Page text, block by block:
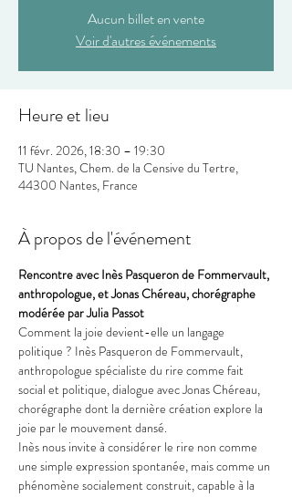
Aucun billet en vente
Voir d'autres événements
Heure et lieu
11 févr. 2026, 18:30 – 19:30
TU Nantes, Chem. de la Censive du Tertre,
44300 Nantes, France
À propos de l'événement
Rencontre avec Inès Pasqueron de Fommervault,
anthropologue, et Jonas Chéreau, chorégraphe
modérée par Julia Passot
Comment la joie devient-elle un langage
politique ? Inès Pasqueron de Fommervault,
anthropologue spécialiste du rire comme fait
social et politique, dialogue avec Jonas Chéreau,
chorégraphe dont la dernière création explore la
joie par le mouvement dansé.
Inès nous invite à considérer le rire non comme
une simple expression spontanée, mais comme un
phénomène socialement construit, capable à la